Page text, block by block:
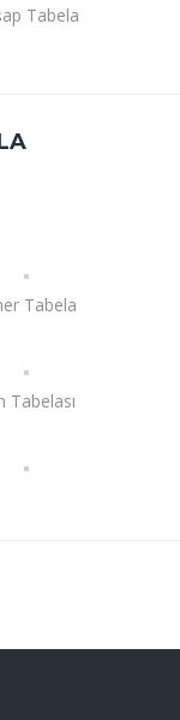
Tabela
Tabela
Tabelası